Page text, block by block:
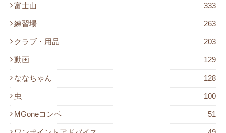
富士山 333
練習場 263
クラブ・用品 203
動画 129
ななちゃん 128
虫 100
MGoneコンペ 51